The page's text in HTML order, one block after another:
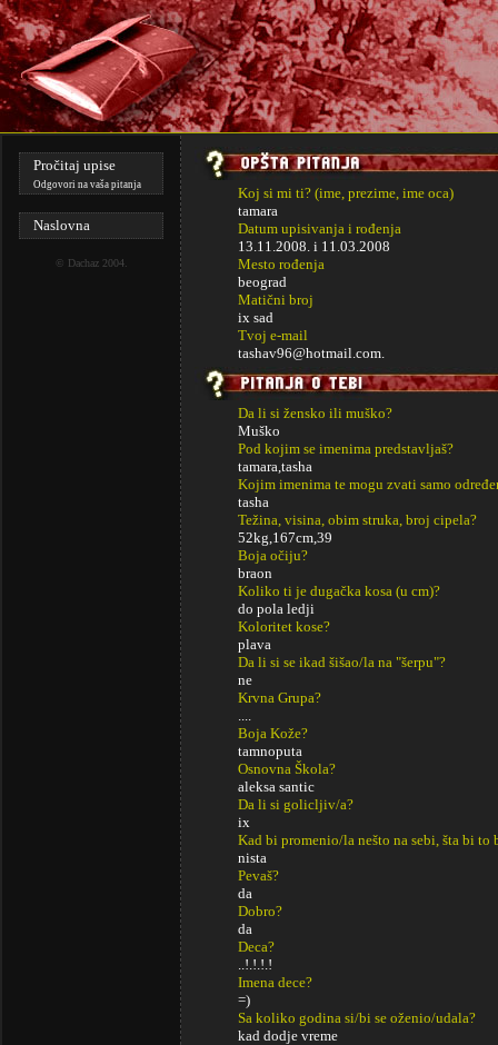
Pročitaj upise
Odgovori na vaša pitanja
Naslovna
© Dachaz2004.
Koj si mi ti? (ime, prezime, ime oca)
tamara
Datum upisivanja i rođenja
13.11.2008. i 11.03.2008
Mesto rođenja
beograd
Matični broj
ix sad
Tvoj e-mail
tashav96@hotmail.com.
Da li si žensko ili muško?
Muško
Pod kojim se imenima predstavljaš?
tamara,tasha
Kojim imenima te mogu zvati samo
tasha
Težina, visina, obim struka, broj cipela?
52kg,167cm,39
Boja očiju?
braon
Koliko ti je dugačka kosa (u cm)?
do pola ledji
Koloritet kose?
plava
Da li si se ikad šišao/la na "šerpu"?
ne
Krvna Grupa?
....
Boja Kože?
tamnoputa
Osnovna Škola?
aleksa santic
Da li si golicljiv/a?
ix
Kad bi promenio/la nešto na sebi, šta bi to
nista
Pevaš?
da
Dobro?
da
Deca?
..!.!.!.!
Imena dece?
=)
Sa koliko godina si/bi se oženio/udala?
kad dodje vreme